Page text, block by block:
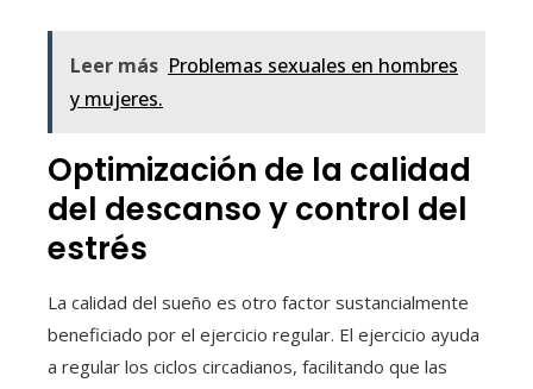
Leer más Problemas sexuales en hombres
y mujeres.
Optimización de la calidad
del descanso y control del
estrés
La calidad del sueño es otro factor sustancialmente
beneficiado por el ejercicio regular. El ejercicio ayuda
a regular los ciclos circadianos, facilitando que las